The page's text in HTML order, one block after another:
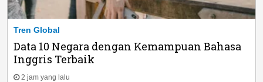
Tren Global
Data 10 Negara dengan Kemampuan Bahasa
Inggris Terbaik
2 jam yang lalu